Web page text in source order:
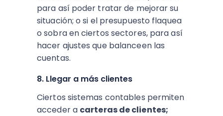
para así poder tratar de mejorar su
situación; o si el presupuesto flaquea
o sobra en ciertos sectores, para así
hacer ajustes que balanceen las
cuentas.
8. Llegar a más clientes
Ciertos sistemas contables permiten
acceder a carteras de clientes;